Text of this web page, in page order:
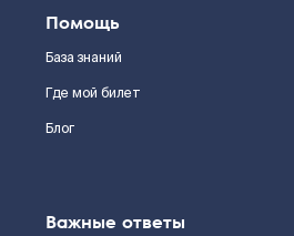
Помощь
База знаний
Где мой билет
Блог
Важные ответы